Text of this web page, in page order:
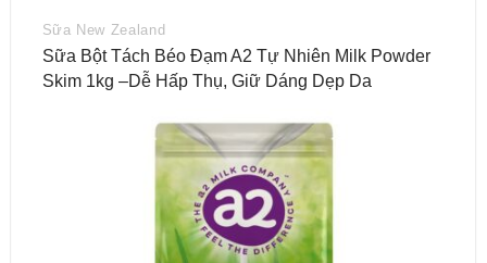
Sữa New Zealand
Sữa Bột Tách Béo Đạm A2 Tự Nhiên Milk Powder
Skim 1kg –Dễ Hấp Thụ, Giữ Dáng Dẹp Da